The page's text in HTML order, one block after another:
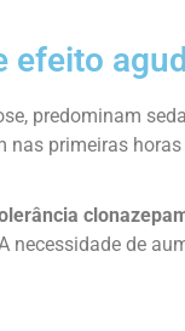
efeito
predominam
nas primeiras horas
necessidade de